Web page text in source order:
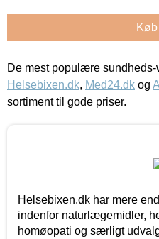
De mest populære
Helsebixen.dk, Med24.dk og
sortiment til gode priser.
Helsebixen.dk har mere
indenfor naturlægemidler,
homøopati og særligt